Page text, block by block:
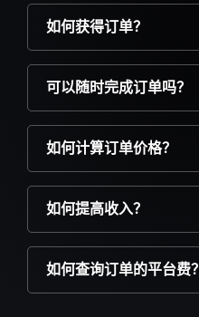
如何获得订单？
可以随时完成订单吗？
如何计算订单价格？
如何提高收入？
如何查询订单的平台费？